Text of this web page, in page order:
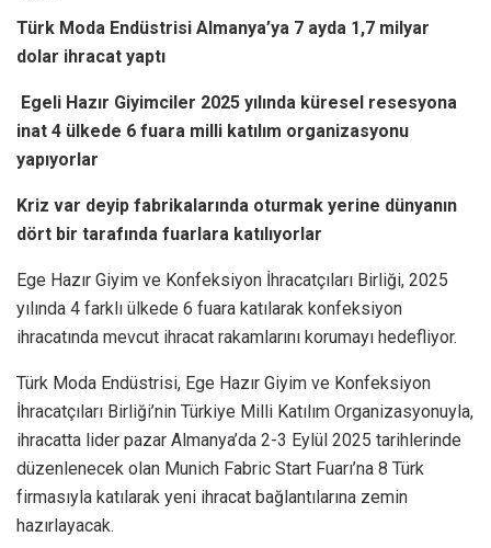
Türk Moda Endüstrisi Almanya’ya 7 ayda 1,7 milyar
dolar ihracat yaptı
Egeli Hazır Giyimciler 2025 yılında küresel resesyona
inat 4 ülkede 6 fuara milli katılım organizasyonu
yapıyorlar
Kriz var deyip fabrikalarında oturmak yerine dünyanın
dört bir tarafında fuarlara katılıyorlar
Ege Hazır Giyim ve Konfeksiyon İhracatçıları Birliği, 2025
yılında 4 farklı ülkede 6 fuara katılarak konfeksiyon
ihracatında mevcut ihracat rakamlarını korumayı hedefliyor.
Türk Moda Endüstrisi, Ege Hazır Giyim ve Konfeksiyon
İhracatçıları Birliği’nin Türkiye Milli Katılım Organizasyonuyla,
ihracatta lider pazar Almanya’da 2-3 Eylül 2025 tarihlerinde
düzenlenecek olan Munich Fabric Start Fuarı’na 8 Türk
firmasıyla katılarak yeni ihracat bağlantılarına zemin
hazırlayacak.